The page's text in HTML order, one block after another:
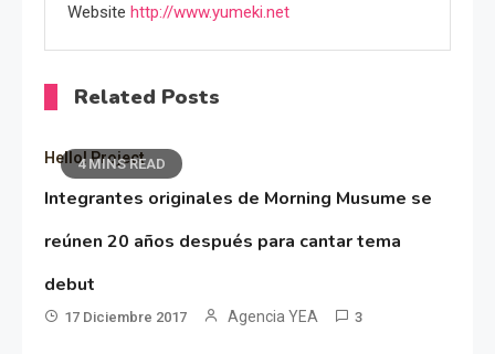
Website http://www.yumeki.net
Related Posts
4 MINS READ
Hello! Project
Integrantes originales de Morning Musume se
reúnen 20 años después para cantar tema
debut
17 Diciembre 2017 Agencia YEA 3